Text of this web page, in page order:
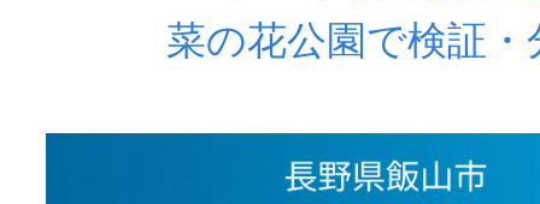
菜の花公園で検証・